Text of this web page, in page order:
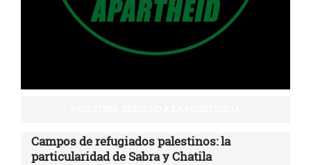
Campos de refugiados palestinos: la
particularidad de Sabra y Chatila